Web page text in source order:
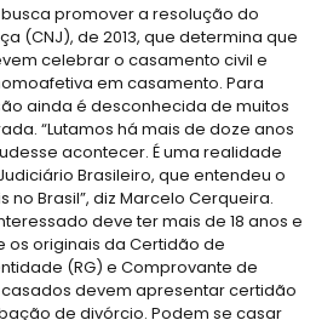
promover a resolução do
(CNJ), de 2013, que determina que
celebrar o casamento civil e
em casamento. Para
ainda é desconhecida de muitos
“Lutamos há mais de doze anos
acontecer. É uma realidade
Brasileiro, que entendeu o
Brasil”, diz Marcelo Cerqueira.
deve ter mais de 18 anos e
originais da Certidão de
(RG) e Comprovante de
devem apresentar certidão
de divórcio. Podem se casar